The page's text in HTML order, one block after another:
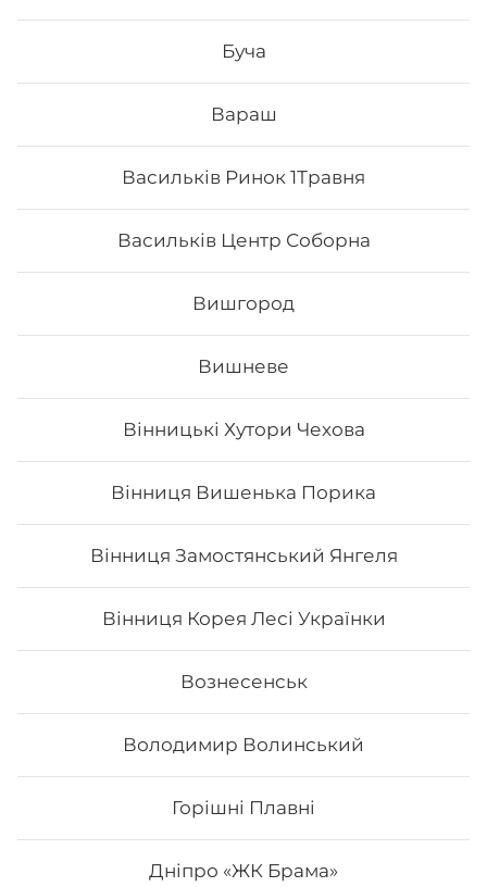
Буча
Вараш
Васильків Ринок 1Травня
Васильків Центр Соборна
Вишгород
Вишневе
Вінницькі Хутори Чехова
Вінниця Вишенька Порика
Вінниця Замостянський Янгеля
Вінниця Корея Лесі Українки
Вознесенськ
Володимир Волинський
Горішні Плавні
Дніпро «ЖК Брама»
Філадельфія з вугрем MAXi (вдвічі
більше риби)
Вага: 355 г Склад: рис, норі, сир філадельфія, огірок,
428₴